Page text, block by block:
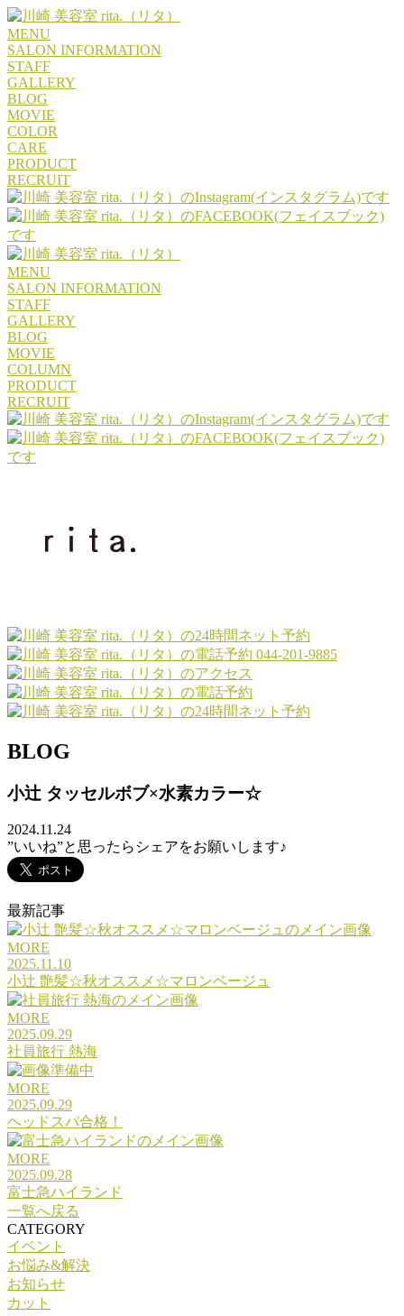
MENU
SALON INFORMATION
STAFF
GALLERY
BLOG
MOVIE
COLOR
CARE
PRODUCT
RECRUIT
MENU
SALON INFORMATION
STAFF
GALLERY
BLOG
MOVIE
COLUMN
PRODUCT
RECRUIT
044-201-9885
BLOG
小辻 タッセルボブ×水素カラー☆
2024.11.24
”いいね”と思ったらシェアをお願いします♪
最新記事
MORE
2025.11.10
小辻 艶髪☆秋オススメ☆マロンベージュ
MORE
2025.09.29
社員旅行 熱海
MORE
2025.09.29
ヘッドスパ合格！
MORE
2025.09.28
富士急ハイランド
一覧へ戻る
CATEGORY
イベント
お悩み&解決
お知らせ
カット